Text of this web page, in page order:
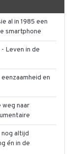
al in 1985 een
smartphone
Leven in de
en
weg naar
altijd
én in de